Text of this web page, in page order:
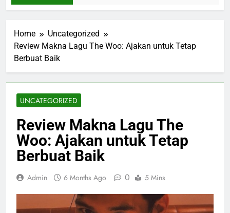
Home
Uncategorized
Review Makna Lagu The Woo: Ajakan untuk Tetap
Berbuat Baik
UNCATEGORIZED
Review Makna Lagu The
Woo: Ajakan untuk Tetap
Berbuat Baik
Admin 6 Months Ago 0 5 Mins